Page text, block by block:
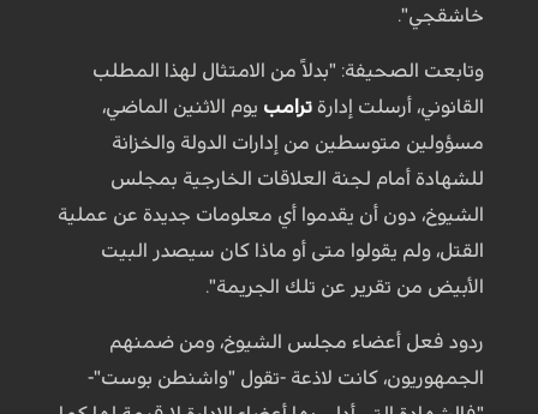
خاشقجي".
وتابعت الصحيفة: "بدلاً من الامتثال لهذا المطلب
القانوني، أرسلت إدارة ترامب يوم الاثنين الماضي،
مسؤولين متوسطين من إدارات الدولة والخزانة
للشهادة أمام لجنة العلاقات الخارجية بمجلس
الشيوخ، دون أن يقدموا أي معلومات جديدة عن عملية
القتل، ولم يقولوا متى أو ماذا كان سيصدر البيت
الأبيض من تقرير عن تلك الجريمة".
ردود فعل أعضاء مجلس الشيوخ، ومن ضمنهم
الجمهوريون، كانت لاذعة -تقول "واشنطن بوست"-